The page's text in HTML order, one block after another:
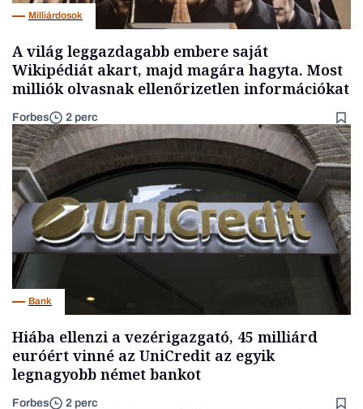
Milliárdosok
A világ leggazdagabb embere saját
Wikipédiát akart, majd magára hagyta. Most
milliók olvasnak ellenőrizetlen információkat
Forbes 2 perc
Bank
Hiába ellenzi a vezérigazgató, 45 milliárd
euróért vinné az UniCredit az egyik
legnagyobb német bankot
Forbes 2 perc